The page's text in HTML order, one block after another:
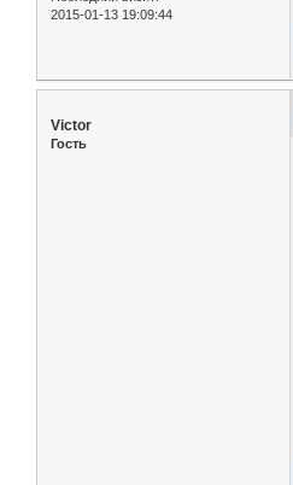
2015-01-13 19:09:44
Victor
Гость